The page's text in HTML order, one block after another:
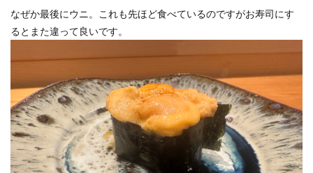
なぜか最後にウニ。これも先ほど食べているのですがお寿司にす
るとまた違って良いです。